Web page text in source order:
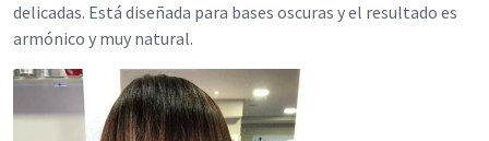
delicadas. Está diseñada para bases oscuras y el resultado es
armónico y muy natural.